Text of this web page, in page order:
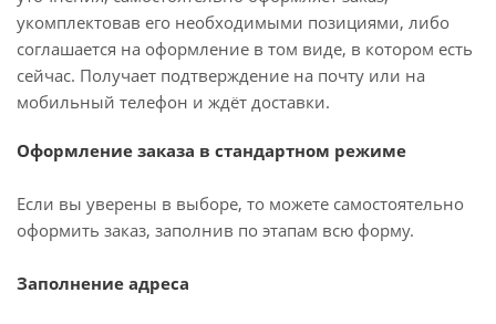
укомплектовав его необходимыми позициями, либо
соглашается на оформление в том виде, в котором есть
сейчас. Получает подтверждение на почту или на
мобильный телефон и ждёт доставки.
Оформление заказа в стандартном режиме
Если вы уверены в выборе, то можете самостоятельно
оформить заказ, заполнив по этапам всю форму.
Заполнение адреса